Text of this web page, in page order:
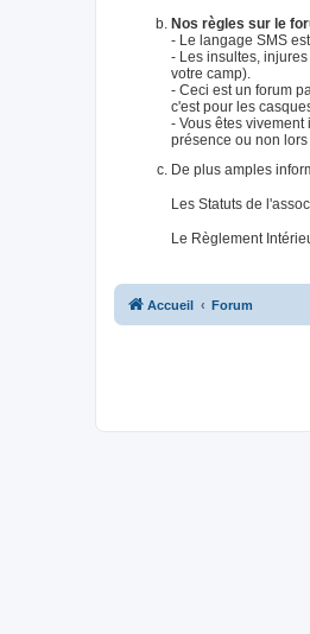
Nos règles sur le
- Le langage SMS
- Les insultes,
votre camp).
- Ceci est un forum
c'est pour les
- Vous êtes
présence ou non
De plus amples
Les Statuts de
Le Règlement
Accueil Forum